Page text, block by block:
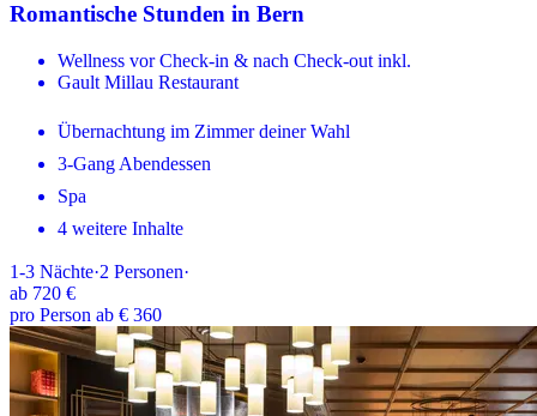
Romantische Stunden in Bern
Wellness vor Check-in & nach Check-out inkl.
Gault Millau Restaurant
Übernachtung im Zimmer deiner Wahl
3-Gang Abendessen
Spa
4 weitere Inhalte
1-3 Nächte·2 Personen·
ab 720 €
pro Person ab € 360